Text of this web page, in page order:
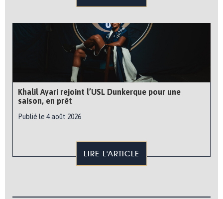
Khalil Ayari rejoint l’USL Dunkerque pour une
saison, en prêt
Publié le 4 août 2026
LIRE L'ARTICLE